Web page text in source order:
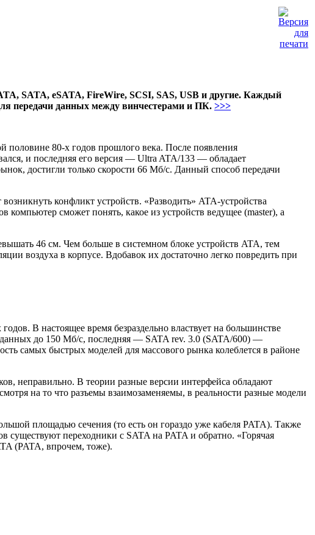
SATA, eSATA, FireWire, SCSI, SAS, USB и другие. Каждый
передачи данных между винчестерами и ПК. >>>
половине 80-х годов прошлого века. После появления
и последняя его версия — Ultra ATA/133 — обладает
достигли только скорости 66 Мб/с. Данный способ передачи
конфликт устройств. «Разводить» ATA-устройства
сможет понять, какое из устройств ведущее (master), а
46 см. Чем больше в системном блоке устройств ATA, тем
воздуха в корпусе. Вдобавок их достаточно легко повредить при
В настоящее время безраздельно властвует на большинстве
данных до 150 Мб/с, последняя — SATA rev. 3.0 (SATA/600) —
самых быстрых моделей для массового рынка колеблется в районе
неправильно. В теории разные версии интерфейса обладают
на то что разъемы взаимозаменяемы, в реальности разные модели
площадью сечения (то есть он гораздо уже кабеля PATA). Также
существуют переходники с SATA на PATA и обратно. «Горячая
(PATA, впрочем, тоже).